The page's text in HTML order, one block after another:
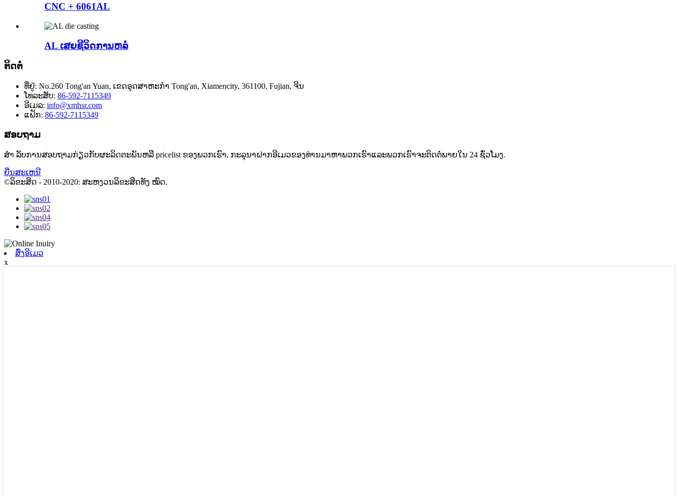
CNC + 6061AL
AL ເສຍຊີວິດການຫລໍ່
ຕິດຕໍ່
ທີ່ຢູ່: No.260 Tong'an Yuan, ເຂດອຸດສາຫະກໍາ Tong'an, Xiamencity, 361100, Fujian, ຈີນ
ໂທລະສັບ: 86-592-7115349
ອີເມລ: info@xmhsr.com
ແຟັກ: 86-592-7115349
ສອບຖາມ
ສຳ ລັບການສອບຖາມກ່ຽວກັບຜະລິດຕະພັນຫລື pricelist ຂອງພວກເຮົາ, ກະລຸນາຝາກອີເມວຂອງທ່ານມາຫາພວກເຮົາແລະພວກເຮົາຈະຕິດຕໍ່ພາຍໃນ 24 ຊົ່ວໂມງ.
ຍື່ນສະເຫນີ
©ລິຂະສິດ - 2010-2020: ສະຫງວນລິຂະສິດທັງ ໝົດ.
ສົ່ງອີເມວ
x